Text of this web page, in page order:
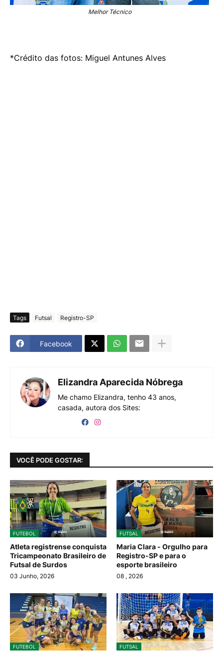
Melhor Técnico
*Crédito das fotos: Miguel Antunes Alves
Tags Futsal Registro-SP
Facebook
Elizandra Aparecida Nóbrega
Me chamo Elizandra, tenho 43 anos,
casada, autora dos Sites:
VOCÊ PODE GOSTAR:
FUTEBOL
Atleta registrense conquista
Tricampeonato Brasileiro de
Futsal de Surdos
03 Junho, 2026
FUTSAL
Maria Clara - Orgulho para
Registro-SP e para o
esporte brasileiro
08 , 2026
FUTEBOL FUTSAL